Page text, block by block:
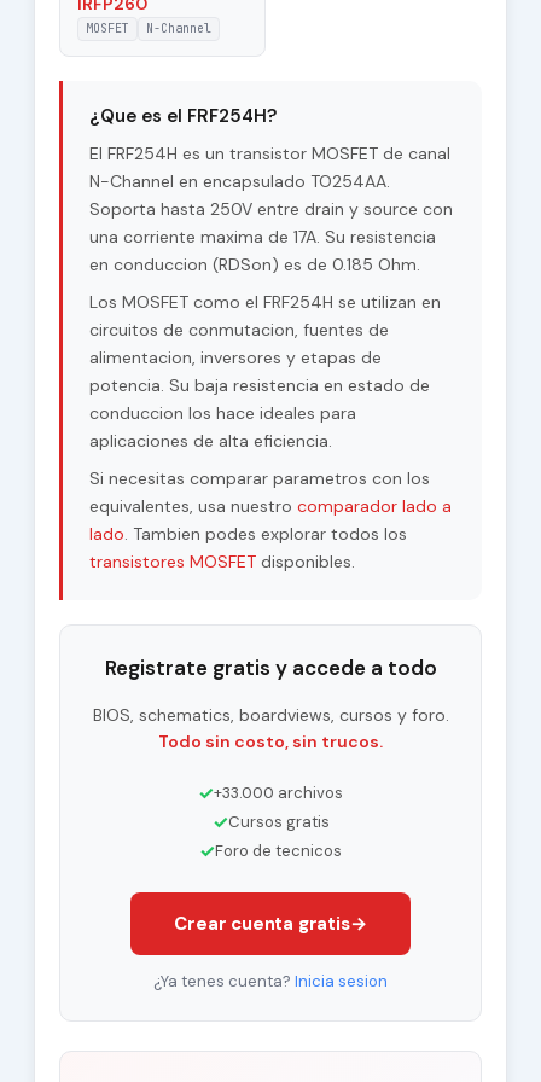
MOSFET N-Channel
¿Que es el FRF254H?
El FRF254H es un transistor MOSFET de canal
N-Channel en encapsulado TO254AA.
Soporta hasta 250V entre drain y source con
una corriente maxima de 17A. Su resistencia
en conduccion (RDSon) es de 0.185 Ohm.
Los MOSFET como el FRF254H se utilizan en
circuitos de conmutacion, fuentes de
alimentacion, inversores y etapas de
potencia. Su baja resistencia en estado de
conduccion los hace ideales para
aplicaciones de alta eficiencia.
Si necesitas comparar parametros con los
equivalentes, usa nuestro comparador lado a
lado. Tambien podes explorar todos los
transistores MOSFETdisponibles.
Registrate gratis y accede a todo
BIOS, schematics, boardviews, cursos y foro.
Todo sin costo, sin trucos.
✓+33.000 archivos
✓Cursos gratis
✓Foro de tecnicos
Crear cuenta gratis→
¿Ya tenes cuenta? Inicia sesion